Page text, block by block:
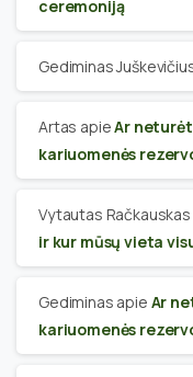
ceremoniją
Gediminas
Artas apieAr
kariuomenės
Vytautas Račkauskas
ir kur mūsų vieta
Gediminas apie Ar
kariuomenės